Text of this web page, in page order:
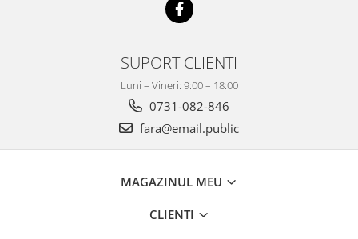
SUPORT CLIENTI
Luni – Vineri: 9:00 – 18:00
0731-082-846
fara@email.public
MAGAZINUL MEU
CLIENTI